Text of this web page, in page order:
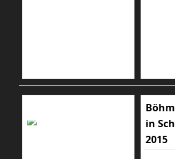
in
2015